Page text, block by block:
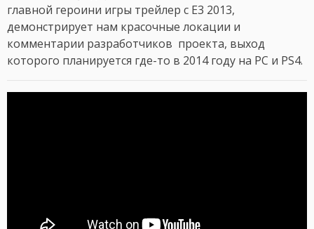
главной героини игры трейлер с E3 2013,
демонстрирует нам красочные локации и
комментарии разработчиков проекта, выход
которого планируется где-то в 2014 году на PC и PS4.